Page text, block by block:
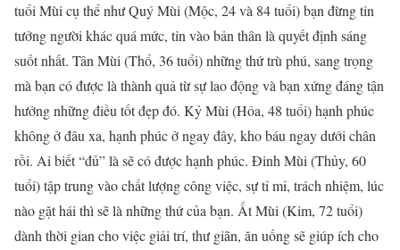
tuổi Mùi cụ thể như Quý Mùi (Mộc, 24 và 84 tuổi) bạn đừng tin
tưởng người khác quá mức, tin vào bản thân là quyết định sáng
suốt nhất. Tân Mùi (Thổ, 36 tuổi) những thứ trù phú, sang trọng
mà bạn có được là thành quả từ sự lao động và bạn xứng đáng tận
hưởng những điều tốt đẹp đó. Kỷ Mùi (Hỏa, 48 tuổi) hạnh phúc
không ở đâu xa, hạnh phúc ở ngay đây, kho báu ngay dưới chân
rồi. Ai biết “đủ” là sẽ có được hạnh phúc. Đinh Mùi (Thủy, 60
tuổi) tập trung vào chất lượng công việc, sự tỉ mỉ, trách nhiệm, lúc
nào gặt hái thì sẽ là những thứ của bạn. Ất Mùi (Kim, 72 tuổi)
dành thời gian cho việc giải trí, thư giãn, ăn uống sẽ giúp ích cho